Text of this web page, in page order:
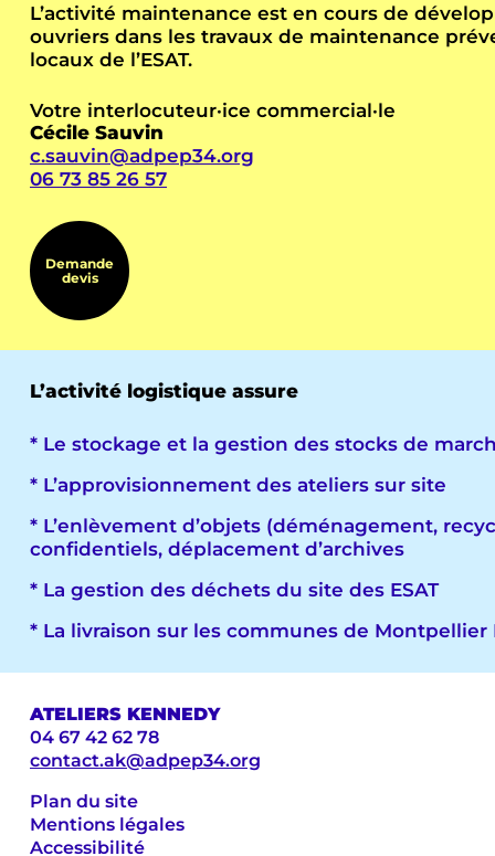
L’activité maintenance est en cours de
ouvriers dans les travaux de maintenance
locaux de l’ESAT.
Votre interlocuteur·ice commercial·le
Cécile Sauvin
c.sauvin@adpep34.org
06 73 85 26 57
Demande
devis
L’activité logistique assure
* Le stockage et la gestion des stocks de
* L’approvisionnement des ateliers sur site
* L’enlèvement d’objets (déménagement,
confidentiels, déplacement d’archives
* La gestion des déchets du site des ESAT
* La livraison sur les communes de
ATELIERS KENNEDY
04 67 42 62 78
contact.ak@adpep34.org
Plan du site
Mentions légales
Accessibilité